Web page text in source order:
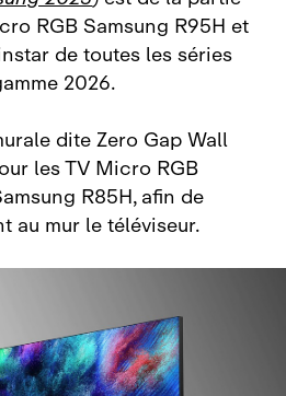
RGB Samsung R95H et
de toutes les séries
2026.
dite Zero Gap Wall
les TV Micro RGB
R85H, afin de
au mur le téléviseur.